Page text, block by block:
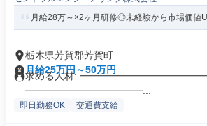
月給28万～×2ヶ月研修◎未経験から市場価値
栃木県芳賀郡芳賀町
月給25万円～50万円
求める人材: ━━━━━━━━━━━━━━
━━━━━━━━━━━━...
即日勤務OK 交通費支給